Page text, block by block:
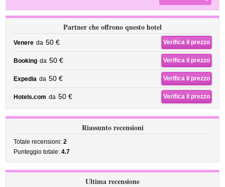
Partner che offrono questo hotel
Venere da 50 € Verifica il prezzo
Booking da 50 € Verifica il prezzo
Expedia da 50 € Verifica il prezzo
Hotels.com da 50 € Verifica il prezzo
Riassunto recensioni
Totale recensioni:2
Punteggio totale:4.7
Ultima recensione